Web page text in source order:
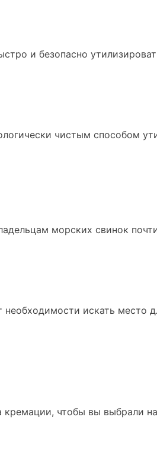
и безопасно
чистым способом
морских свинок
необходимости искать место
чтобы вы выбрали